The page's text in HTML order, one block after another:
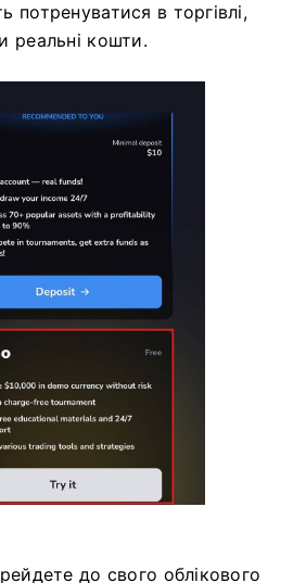
потренуватися в торгівлі,
реальні кошти.
до свого облікового